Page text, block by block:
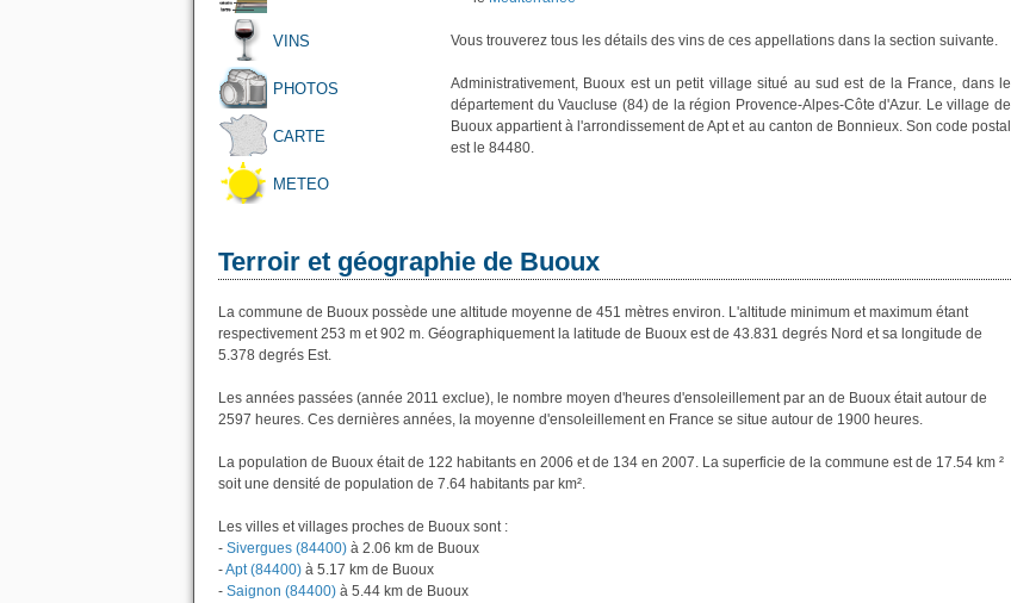
VINS
PHOTOS
CARTE
METEO
Vous trouverez tous les détails des vins de ces appellations dans la section suivante.
Administrativement, Buoux est un petit village situé au sud est de la France, dans le
département du Vaucluse (84) de la région Provence-Alpes-Côte d'Azur. Le village de
Buoux appartient à l'arrondissement de Apt et au canton de Bonnieux. Son code postal
est le 84480.
Terroir et géographie de Buoux
La commune de Buoux possède une altitude moyenne de 451 mètres environ. L'altitude minimum et maximum étant
respectivement 253 m et 902 m. Géographiquement la latitude de Buoux est de 43.831 degrés Nord et sa longitude de
5.378 degrés Est.
Les années passées (année 2011 exclue), le nombre moyen d'heures d'ensoleillement par an de Buoux était autour de
2597 heures. Ces dernières années, la moyenne d'ensoleillement en France se situe autour de 1900 heures.
La population de Buoux était de 122 habitants en 2006 et de 134 en 2007. La superficie de la commune est de 17.54 km ²
soit une densité de population de 7.64 habitants par km².
Les villes et villages proches de Buoux sont :
- Sivergues (84400) à 2.06 km de Buoux
-Apt (84400) à 5.17 km de Buoux
- Saignon (84400) à 5.44 km de Buoux